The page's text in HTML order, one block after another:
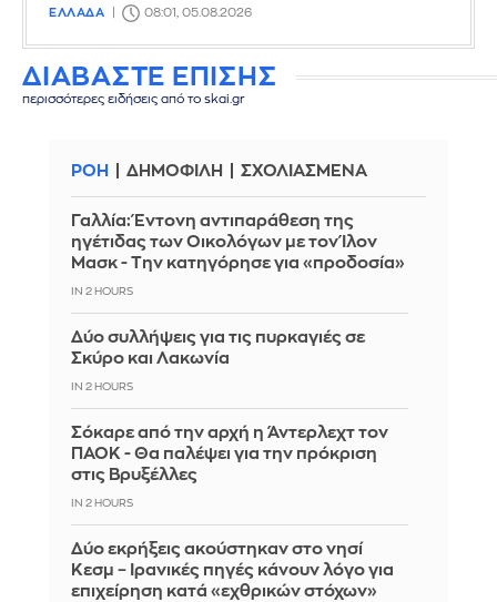
ΕΛΛΑΔΑ 08:01, 05.08.2026
ΔΙΑΒΑΣΤΕ ΕΠΙΣΗΣ
περισσότερες ειδήσεις από το skai.gr
ΡΟΗ ΔΗΜΟΦΙΛΗ ΣΧΟΛΙΑΣΜΕΝΑ
Γαλλία: Έντονη αντιπαράθεση της
ηγέτιδας των Οικολόγων με τον Ίλον
Μασκ - Την κατηγόρησε για «προδοσία»
IN 2 HOURS
Δύο συλλήψεις για τις πυρκαγιές σε
Σκύρο και Λακωνία
IN 2 HOURS
Σόκαρε από την αρχή η Άντερλεχτ τον
ΠΑΟΚ - Θα παλέψει για την πρόκριση
στις Βρυξέλλες
IN 2 HOURS
Δύο εκρήξεις ακούστηκαν στο νησί
Κεσμ – Ιρανικές πηγές κάνουν λόγο για
επιχείρηση κατά «εχθρικών στόχων»